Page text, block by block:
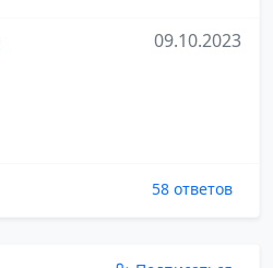
09.10.2023
58 ответов